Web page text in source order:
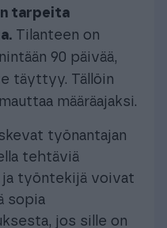
tarpeita
Tilanteen on
90 päivää,
täyttyy. Tällöin
määräajaksi.
työnantajan
tehtäviä
ja työntekijä voivat
sopia
jos sille on